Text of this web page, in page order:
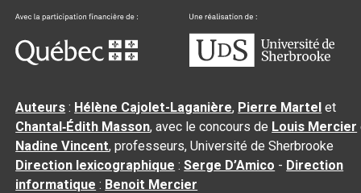
Auteurs : Hélène Cajolet-Laganière, Pierre Martel et
Chantal‑Édith Masson, avec le concours de Louis Mercier
Nadine Vincent, professeurs, Université de Sherbrooke
Direction lexicographique :Serge D’Amico - Direction
informatique : Benoit Mercier